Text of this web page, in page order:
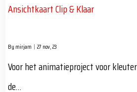
Ansichtkaart Clip & Klaar
By mirjam | 27 nov, 23
Voor het animatieproject voor
de…